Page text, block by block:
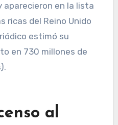
aparecieron en la lista
ricas del Reino Unido
estimó su
en 730 millones de
al